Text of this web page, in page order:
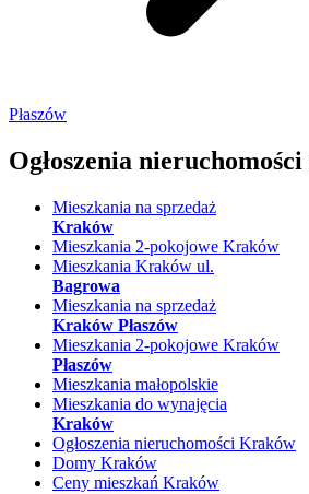
Płaszów
Ogłoszenia nieruchomości
Mieszkania na sprzedaż
Kraków
Mieszkania 2-pokojowe Kraków
Mieszkania Kraków ul.
Bagrowa
Mieszkania na sprzedaż
Kraków Płaszów
Mieszkania 2-pokojowe Kraków
Płaszów
Mieszkania małopolskie
Mieszkania do wynajęcia
Kraków
Ogłoszenia nieruchomości Kraków
Domy Kraków
Ceny mieszkań Kraków